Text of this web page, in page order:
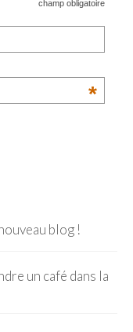
champ obligatoire
*
blog !
un café dans la